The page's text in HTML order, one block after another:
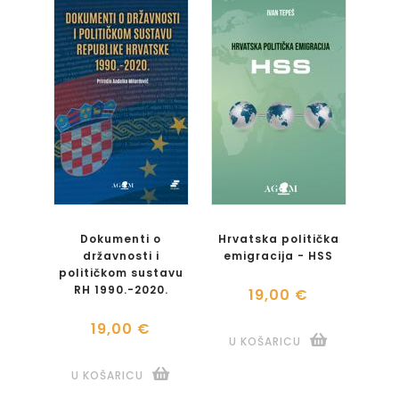
Dokumenti o
državnosti i
političkom sustavu
RH 1990.-2020.
19,00 €
U KOŠARICU
Hrvatska politička
emigracija - HSS
19,00 €
U KOŠARICU